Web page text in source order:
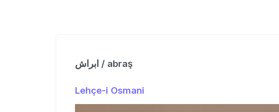
ابراش / abraş
Lehçe-i Osmani